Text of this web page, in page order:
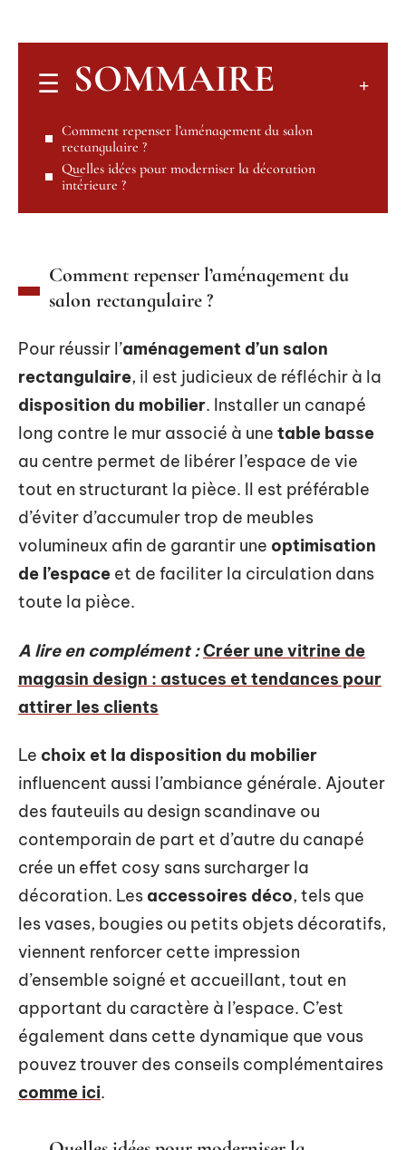
SOMMAIRE
Comment repenser l’aménagement du salon
rectangulaire ?
Quelles idées pour moderniser la décoration
intérieure ?
Comment repenser l’aménagement du
salon rectangulaire ?
Pour réussir l’aménagement d’un salon
rectangulaire, il est judicieux de réfléchir à la
disposition du mobilier. Installer un canapé
long contre le mur associé à une table basse
au centre permet de libérer l’espace de vie
tout en structurant la pièce. Il est préférable
d’éviter d’accumuler trop de meubles
volumineux afin de garantir une optimisation
de l’espace et de faciliter la circulation dans
toute la pièce.
A lire en complément :Créer une vitrine de
magasin design : astuces et tendances pour
attirer les clients
Le choix et la disposition du mobilier
influencent aussi l’ambiance générale. Ajouter
des fauteuils au design scandinave ou
contemporain de part et d’autre du canapé
crée un effet cosy sans surcharger la
décoration. Les accessoires déco, tels que
les vases, bougies ou petits objets décoratifs,
viennent renforcer cette impression
d’ensemble soigné et accueillant, tout en
apportant du caractère à l’espace. C’est
également dans cette dynamique que vous
pouvez trouver des conseils complémentaires
comme ici.